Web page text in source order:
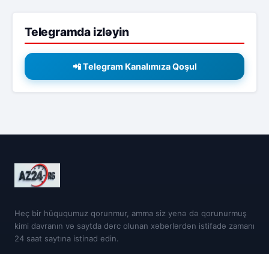
Telegramda izləyin
📲 Telegram Kanalımıza Qoşul
Heç bir hüququmuz qorunmur, amma siz yenə də qorunurmuş
kimi davranın və saytda dərc olunan xəbərlərdən istifadə zamanı
24 saat saytına istinad edin.